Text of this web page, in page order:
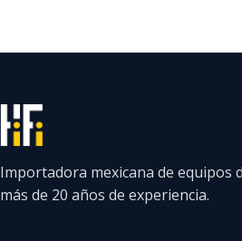
Importadora mexicana de equipos
más de 20 años de experiencia.